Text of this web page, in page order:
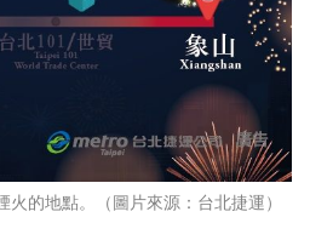
的地點。（圖片來源：台北捷運）